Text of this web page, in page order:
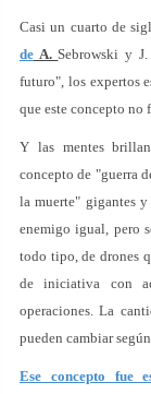
Casi un cuarto de
de A. Sebrowski y
futuro", los expertos
que este concepto no
Y las mentes
concepto de "guerra
la muerte" gigantes y
enemigo igual, pero
todo tipo, de drones
de iniciativa con
operaciones. La
pueden cambiar
Ese concepto fue